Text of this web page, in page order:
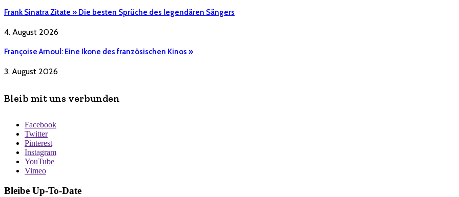
Frank Sinatra Zitate » Die besten Sprüche des legendären Sängers
4. August 2026
Françoise Arnoul: Eine Ikone des französischen Kinos »
3. August 2026
Bleib mit uns verbunden
Facebook
Twitter
Pinterest
Instagram
YouTube
Vimeo
Bleibe Up-To-Date